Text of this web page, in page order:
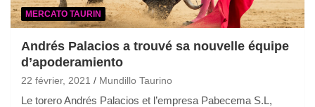
MERCATO TAURIN
Andrés Palacios a trouvé sa nouvelle équipe
d’apoderamiento
22 février, 2021 Mundillo Taurino
Le torero Andrés Palacios et l’empresa Pabecema S.L,